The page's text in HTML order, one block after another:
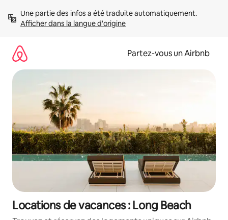
directement
Afficher dans la langue d'origine
Partez-vous un Airbnb
Locations de vacances : Long Beach